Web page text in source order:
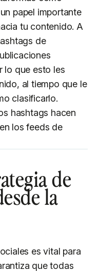
papel importante
tu contenido. A
de
lo que esto les
al tiempo que le
clasificarlo.
hashtags hacen
los feeds de
de
la
es vital para
que todas